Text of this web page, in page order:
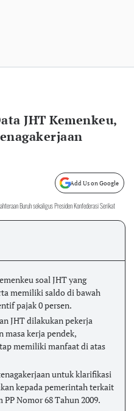
JHT Kemenkeu,
Add Us on Google
Buruh sekaligus Presiden Konfederasi Serikat
soal JHT yang
memiliki saldo di bawah
pajak 0 persen.
JHT dilakukan pekerja
kerja pendek,
memiliki manfaat di atas
untuk klarifikasi
kepada pemerintah terkait
Nomor 68 Tahun 2009.